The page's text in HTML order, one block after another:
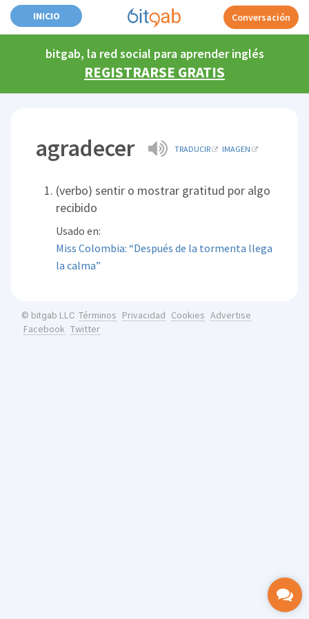
INICIO Conversación
bitgab, la red social para aprender inglés
REGISTRARSE GRATIS
agradecer TRADUCIR IMAGEN
(verbo) sentir o mostrar gratitud por algo
recibido
Usado en:
Miss Colombia: “Después de la tormenta llega
la calma”
© bitgab LLC Términos Privacidad Cookies Advertise
Facebook Twitter